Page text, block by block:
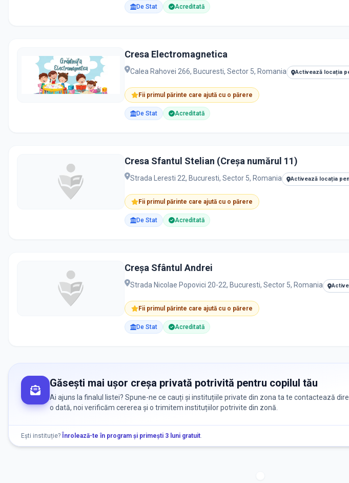
De Stat Acreditată
Cresa Electromagnetica
Calea Rahovei 266, Bucuresti, Sector 5, Romania Activează locația
Fii primul părinte care ajută cu o părere
De Stat Acreditată
Cresa Sfantul Stelian (Creșa numărul 11)
Strada Leresti 22, Bucuresti, Sector 5, Romania Activează locația
Fii primul părinte care ajută cu o părere
De Stat Acreditată
Creșa Sfântul Andrei
Strada Nicolae Popovici 20-22, Bucuresti, Sector 5, Romania
Fii primul părinte care ajută cu o părere
De Stat Acreditată
Găsești mai ușor creșa privată potrivită pentru copilul tău
Ai ajuns la finalul listei? Spune-ne ce cauți și instituțiile private din zona ta te contactează
o dată, noi verificăm cererea și o trimitem instituțiilor potrivite din zonă.
Ești instituție? Înrolează-te în program și primești 3 luni gratuit.